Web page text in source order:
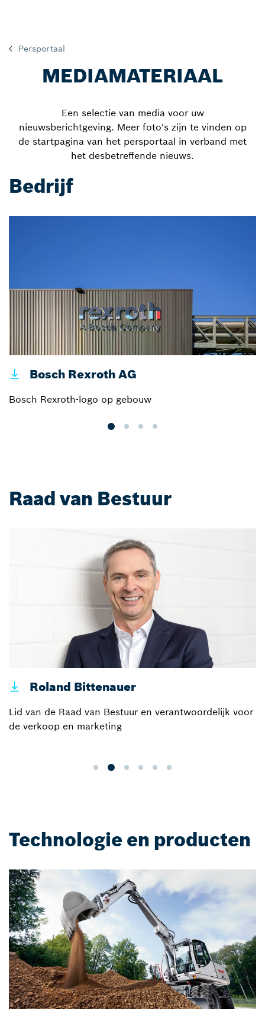
Persportaal
MEDIAMATERIAAL
Een selectie van media voor uw
nieuwsberichtgeving. Meer foto's zijn te vinden op
de startpagina van het persportaal in verband met
het desbetreffende nieuws.
Bedrijf
Bosch Rexroth AG
Bosch Rexroth-logo op gebouw
Raad van Bestuur
Roland Bittenauer
Lid van de Raad van Bestuur en verantwoordelijk voor
de verkoop en marketing
Technologie en producten